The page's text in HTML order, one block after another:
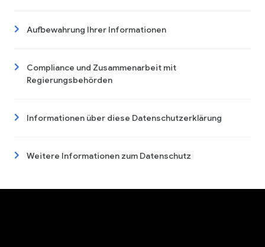
Aufbewahrung Ihrer Informationen
Compliance und Zusammenarbeit mit
Regierungsbehörden
Informationen über diese Datenschutzerklärung
Weitere Informationen zum Datenschutz